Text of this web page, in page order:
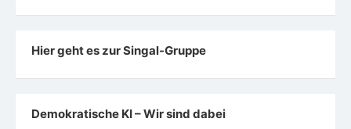
Hier geht es zur Singal-Gruppe
Demokratische KI – Wir sind dabei